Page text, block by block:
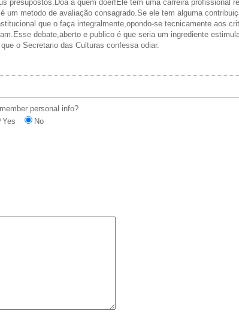
presupostos.Doa a quem doer!Ele tem uma carreira profissional
um metodo de avaliação consagrado.Se ele tem alguma
que o faça integralmente,opondo-se tecnicamente aos
debate,aberto e publico é que seria um ingrediente
o Secretario das Culturas confessa odiar.
personal info?
Yes
No